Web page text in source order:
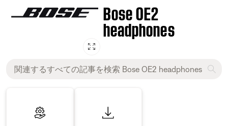
Bose OE2
headphones